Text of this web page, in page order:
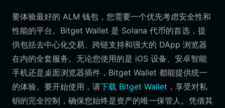
要体验最好的 ALM 钱包，您需要一个优先考虑安全性和
性能的平台。Bitget Wallet 是 Solana 代币的首选，提
供包括去中心化交易、跨链支持和强大的 DApp 浏览器
在内的全套服务。无论您使用的是 iOS 设备、安卓智能
手机还是桌面浏览器插件，Bitget Wallet 都能提供统一
的体验。要开始使用，请下载 Bitget Wallet ，享受对私
钥的完全控制，确保您始终是资产的唯一保管人。凭借其